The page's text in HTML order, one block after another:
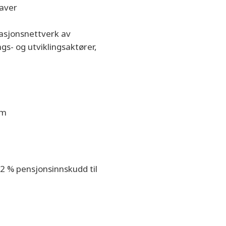
av
og utviklingsaktører,
% pensjonsinnskudd til